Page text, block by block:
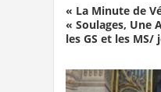
« La Minute de
« Soulages, Une
les GS et les